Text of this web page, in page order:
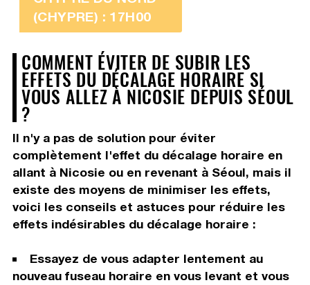
(CHYPRE) : 17H00
COMMENT ÉVITER DE SUBIR LES
EFFETS DU DÉCALAGE HORAIRE SI
VOUS ALLEZ À NICOSIE DEPUIS SÉOUL
?
Il n'y a pas de solution pour éviter
complètement l'effet du décalage horaire en
allant à Nicosie ou en revenant à Séoul, mais il
existe des moyens de minimiser les effets,
voici les conseils et astuces pour réduire les
effets indésirables du décalage horaire :
Essayez de vous adapter lentement au
nouveau fuseau horaire en vous levant et vous